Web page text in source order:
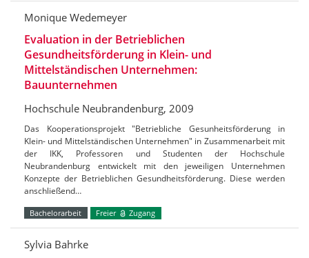
Monique Wedemeyer
Evaluation in der Betrieblichen
Gesundheitsförderung in Klein- und
Mittelständischen Unternehmen:
Bauunternehmen
Hochschule Neubrandenburg, 2009
Das Kooperationsprojekt "Betriebliche Gesunheitsförderung in
Klein- und Mittelständischen Unternehmen" in Zusammenarbeit mit
der IKK, Professoren und Studenten der Hochschule
Neubrandenburg entwickelt mit den jeweiligen Unternehmen
Konzepte der Betrieblichen Gesundheitsförderung. Diese werden
anschließend…
Bachelorarbeit Freier Zugang
Sylvia Bahrke